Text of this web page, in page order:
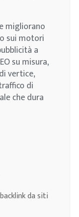
migliorano
sui motori
a
su misura,
vertice,
di
che dura
da siti